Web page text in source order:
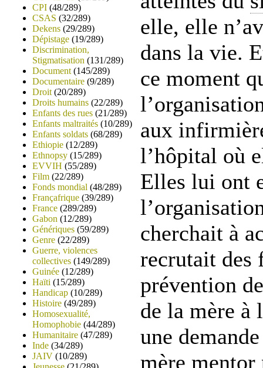
CPI (48/289)
CSAS (32/289)
Dekens (29/289)
Dépistage (19/289)
Discrimination,
Stigmatisation (131/289)
Document (145/289)
Documentaire (9/289)
Droit (20/289)
Droits humains (22/289)
Enfants des rues (21/289)
Enfants maltraités (10/289)
Enfants soldats (68/289)
Ethiopie (12/289)
Ethnopsy (15/289)
EVVIH (55/289)
Film (22/289)
Fonds mondial (48/289)
Françafrique (39/289)
France (289/289)
Gabon (12/289)
Génériques (59/289)
Genre (22/289)
Guerre, violences
collectives (149/289)
Guinée (12/289)
Haïti (15/289)
Handicap (10/289)
Histoire (49/289)
Homosexualité,
Homophobie (44/289)
Humanitaire (47/289)
Inde (34/289)
JAIV (10/289)
elle, elle
dans la vie.
ce moment
aux
l’hôpital où
Elles lui ont
cherchait à
recrutait des
prévention
de la mère à
une
mère mentor